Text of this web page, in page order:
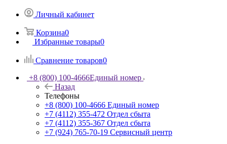
Личный кабинет
Корзина0
Избранные товары0
Сравнение товаров0
+8 (800) 100-4666Единый номер
Назад
Телефоны
+8 (800) 100-4666 Единый номер
+7 (4112) 355-472 Отдел сбыта
+7 (4112) 355-367 Отдел сбыта
+7 (924) 765-70-19 Сервисный центр